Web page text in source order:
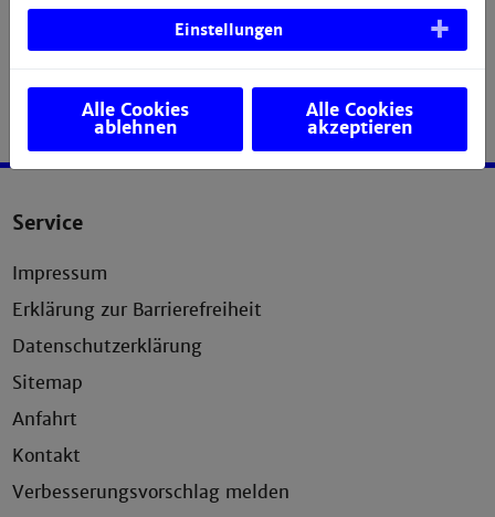
Service
Impressum
Erklärung zur Barrierefreiheit
Datenschutzerklärung
Sitemap
Anfahrt
Kontakt
Verbesserungsvorschlag melden
Einstellungen
Alle Cookies
ablehnen
Alle Cookies
akzeptieren